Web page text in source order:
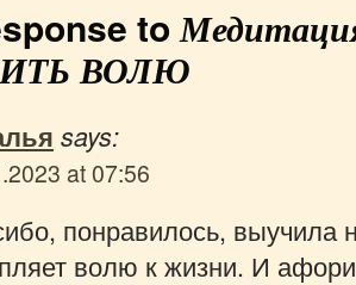
to
ВОЛЮ
says:
at 07:56
понравилось, выучила
волю к жизни. И